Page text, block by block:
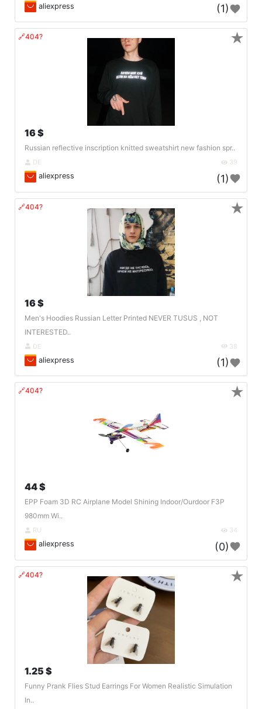
aliexpress (1)
🔗404?
16 $
Russian reflective inscription knitted sweatshirt new fashion spr..
DE 39
aliexpress (1)
★
🔗404?
16 $
Men's Hoodies Russian Letter Printed NEVER TUSUS , NOT
INTERESTED..
DE 38
aliexpress (1)
★
🔗404?
44 $
EPP Foam 3D RC Airplane Model Shining Indoor/Ourdoor F3P
980mm Wi..
RU 34
aliexpress (0)
★
🔗404?
1.25 $
Funny Prank Flies Stud Earrings For Women Realistic Simulation
In..
★